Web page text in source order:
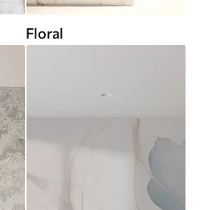
Floral